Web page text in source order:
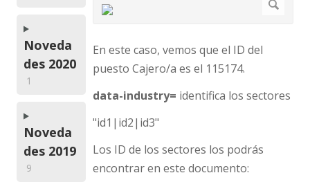
En este caso, vemos que el ID del
puesto Cajero/a es el 115174.
data-industry= identifica los sectores
"id1|id2|id3"
Los ID de los sectores los podrás
encontrar en este documento:
Noveda
des 2020
1
Noveda
des 2019
9